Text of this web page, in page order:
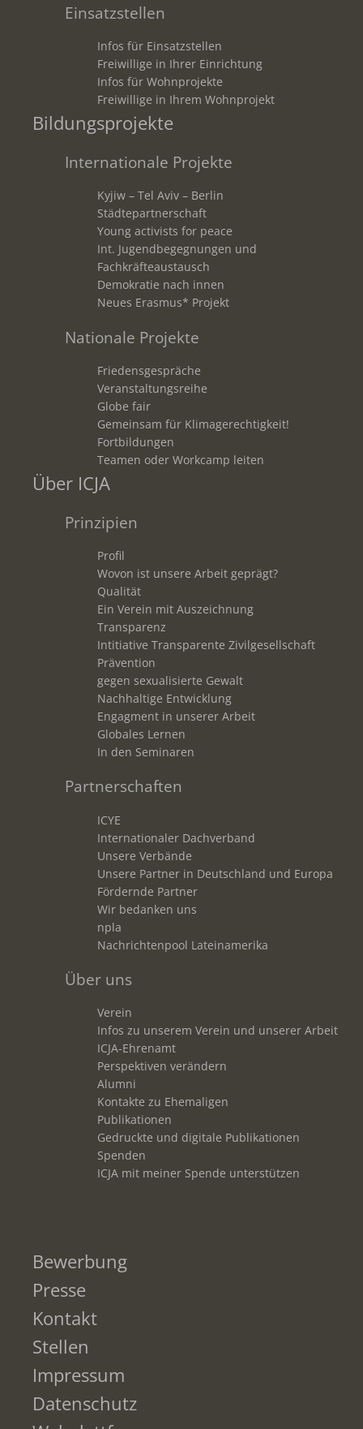
Einsatzstellen
Infos für Einsatzstellen
Freiwillige in Ihrer Einrichtung
Infos für Wohnprojekte
Freiwillige in Ihrem Wohnprojekt
Bildungsprojekte
Internationale Projekte
Kyjiw – Tel Aviv – Berlin
Städtepartnerschaft
Young activists for peace
Int. Jugendbegegnungen und
Fachkräfteaustausch
Demokratie nach innen
Neues Erasmus* Projekt
Nationale Projekte
Friedensgespräche
Veranstaltungsreihe
Globe fair
Gemeinsam für Klimagerechtigkeit!
Fortbildungen
Teamen oder Workcamp leiten
Über ICJA
Prinzipien
Profil
Wovon ist unsere Arbeit geprägt?
Qualität
Ein Verein mit Auszeichnung
Transparenz
Intitiative Transparente Zivilgesellschaft
Prävention
gegen sexualisierte Gewalt
Nachhaltige Entwicklung
Engagment in unserer Arbeit
Globales Lernen
In den Seminaren
Partnerschaften
ICYE
Internationaler Dachverband
Unsere Verbände
Unsere Partner in Deutschland und Europa
Fördernde Partner
Wir bedanken uns
npla
Nachrichtenpool Lateinamerika
Über uns
Verein
Infos zu unserem Verein und unserer Arbeit
ICJA-Ehrenamt
Perspektiven verändern
Alumni
Kontakte zu Ehemaligen
Publikationen
Gedruckte und digitale Publikationen
Spenden
ICJA mit meiner Spende unterstützen
Bewerbung
Presse
Kontakt
Stellen
Impressum
Datenschutz